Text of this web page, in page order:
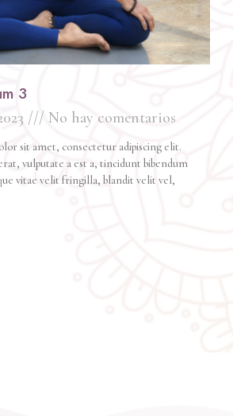
3
No hay comentarios
sit amet, consectetur adipiscing elit.
vulputate a est a, tincidunt bibendum
vitae velit fringilla, blandit velit vel,